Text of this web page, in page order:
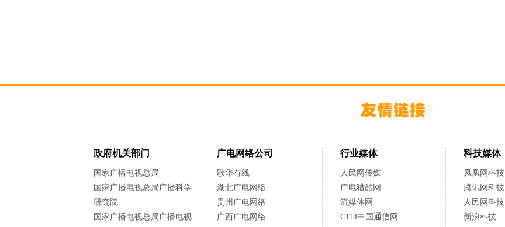
政府机关部门
国家广播电视总局
国家广播电视总局广播科学
研究院
国家广播电视总局广播电视
广电网络公司
歌华有线
湖北广电网络
贵州广电网络
广西广电网络
行业媒体
人民网传媒
广电猎酷网
流媒体网
C114中国通信网
科技媒体
凤凰网科技
腾讯网科技
人民网科技
新浪科技